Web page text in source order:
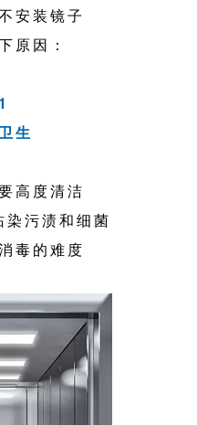
安装镜子
原因：
生
高度清洁
污渍和细菌
毒的难度